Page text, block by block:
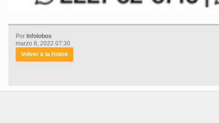
Por Infolobos
marzo 8, 2022 07:30
Volver a la Home